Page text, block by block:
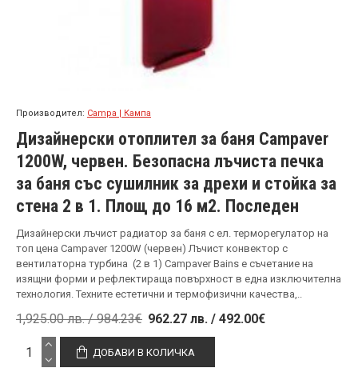
Производител: Campa | Кампа
Дизайнерски отоплител за баня Campaver
1200W, червен. Безопасна лъчиста печка
за баня със сушилник за дрехи и стойка за
стена 2 в 1. Площ до 16 м2. Последен
Дизайнерски лъчист радиатор за баня с ел. терморегулатор на
топ цена Campaver 1200W (червен) Лъчист конвектор с
вентилаторна турбина (2 в 1) Campaver Bains е съчетание на
изящни форми и рефлектираща повърхност в една изключителна
технология. Техните естетични и термофизични качества,..
962.27 лв. / 492.00€
1,925.00 лв. / 984.23€
ДОБАВИ В КОЛИЧКА